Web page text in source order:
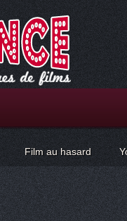
Film au hasard